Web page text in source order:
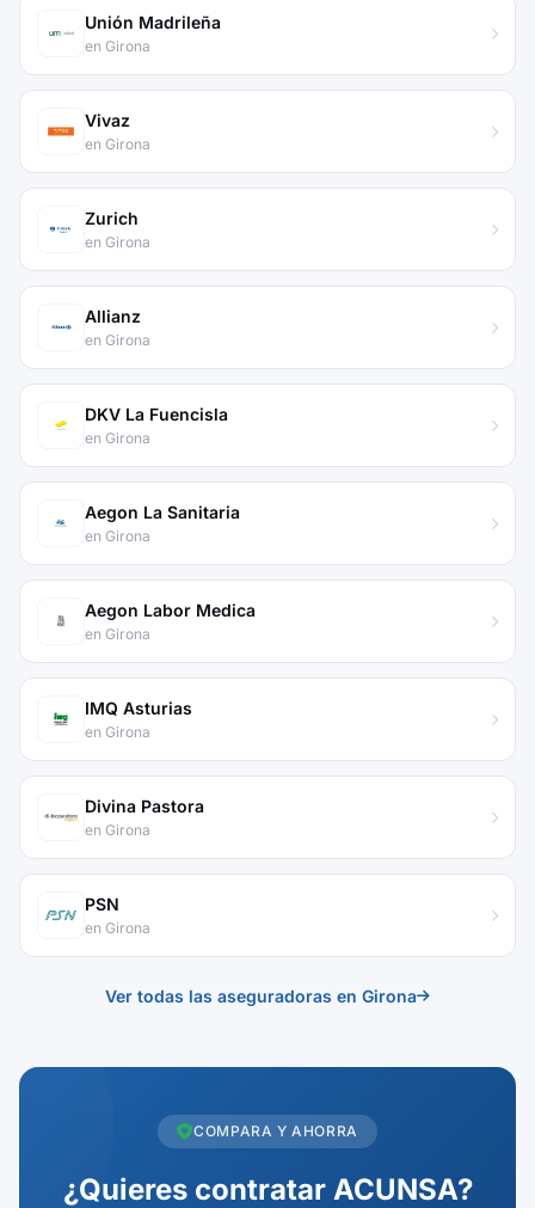
Unión Madrileña
en Girona
Vivaz
en Girona
Zurich
en Girona
Allianz
en Girona
DKV La Fuencisla
en Girona
Aegon La Sanitaria
en Girona
Aegon Labor Medica
en Girona
IMQ Asturias
en Girona
Divina Pastora
en Girona
PSN
en Girona
Ver todas las aseguradoras en Girona
COMPARA Y AHORRA
¿Quieres contratar ACUNSA?